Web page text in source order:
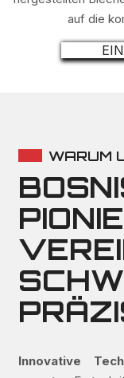
auf die
WARUM
Innovative